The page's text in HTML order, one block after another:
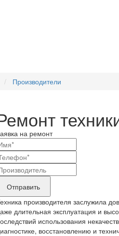
Производители
на ремонт
бренда
Отправить
производителя заслужила
длительная эксплуатация и
использования
восстановлению и